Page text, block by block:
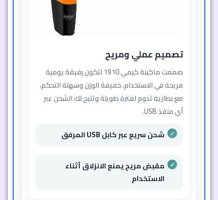
تصميم عملي ومريح
صممت ماكينة كيمي 1910 لتكون رفيقة يومية
مريحة في الاستخدام. خفيفة الوزن وسهلة التحكم،
مع بطارية تدوم لفترة طويلة وتتيح لك الشحن عبر
أي منفذ USB.
شحن سريع عبر كابل USB المرفق
مقبض مريح يمنع الانزلاق أثناء
الاستخدام